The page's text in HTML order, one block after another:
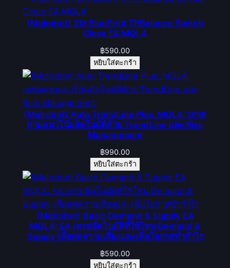
ร้
บ
บ
เ
บิ้
ล
อั
ต
โ
(Mqlrobot) 3M BluePrint TPBalance Switch
Close EA MQL4
฿590.00
หยิบใส่ตะกร้า
(Mqlrobot) Auto TrendLine Plus_MQL4: เทรด
ตามแนวโน้มอัตโนมัติด้วย TrendLine และ Risk
Management
฿990.00
หยิบใส่ตะกร้า
(Mqlrobot) Basic Demand & Supply EA
MQL4: EA เทรดอัตโนมัติที่ใช้โซน Demand &
Supply เพื่อลดความเสี่ยงและเพิ่มโอกาสทำกำไร
฿590.00
หยิบใส่ตะกร้า